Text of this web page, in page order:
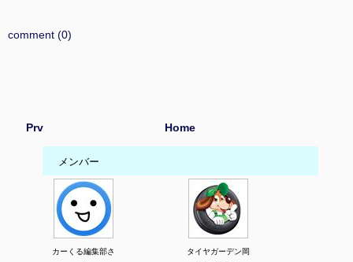
comment (0)
Prv Home
メンバー
カーくる編集部さ
タイヤガーデン岡